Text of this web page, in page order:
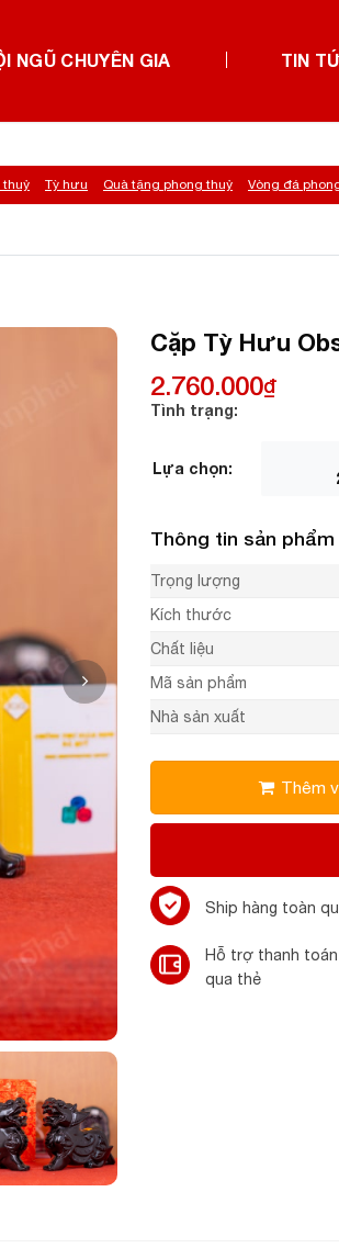
NGŨ CHUYÊN GIA TIN
thuỷ Tỳ hưu Quà tặng phong thuỷ Vòng đá
Cặp Tỳ Hưu
2.760.000₫
Tình trạng:
Lựa chọn:
Thông tin sản phẩm
Trọng lượng
Kích thước
Chất liệu
Mã sản phẩm
Nhà sản xuất
Thêm
Ship hàng toàn
Hỗ trợ thanh toán
qua thẻ